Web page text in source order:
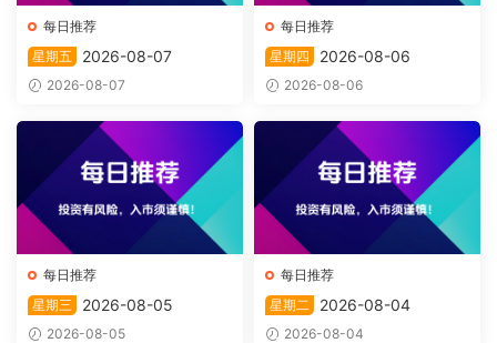
每日推荐
星期五
2026-08-07
2026-08-07
每日推荐
星期四
2026-08-06
2026-08-06
每日推荐
星期三
2026-08-05
2026-08-05
每日推荐
星期二
2026-08-04
2026-08-04